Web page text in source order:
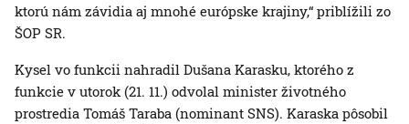
ktorú nám závidia aj mnohé európske krajiny,“ priblížili zo
ŠOP SR.
Kysel vo funkcii nahradil Dušana Karasku, ktorého z
funkcie v utorok (21. 11.) odvolal minister životného
prostredia Tomáš Taraba (nominant SNS). Karaska pôsobil